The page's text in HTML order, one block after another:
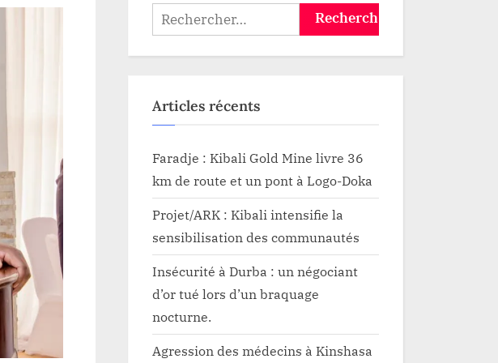
Rechercher :
Articles récents
Faradje : Kibali Gold Mine livre 36
km de route et un pont à Logo-Doka
Projet/ARK : Kibali intensifie la
sensibilisation des communautés
Insécurité à Durba : un négociant
d’or tué lors d’un braquage
nocturne.
Agression des médecins à Kinshasa